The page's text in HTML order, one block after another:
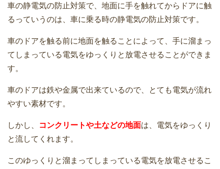
車の静電気の防止対策で、地面に手を触れてからドアに触
るっていうのは、車に乗る時の静電気の防止対策です。
車のドアを触る前に地面を触ることによって、手に溜まっ
てしまっている電気をゆっくりと放電させることができま
す。
車のドアは鉄や金属で出来ているので、とても電気が流れ
やすい素材です。
しかし、 コンクリートや土などの地面は、電気をゆっくり
と流してくれます。
このゆっくりと溜まってしまっている電気を放電させるこ